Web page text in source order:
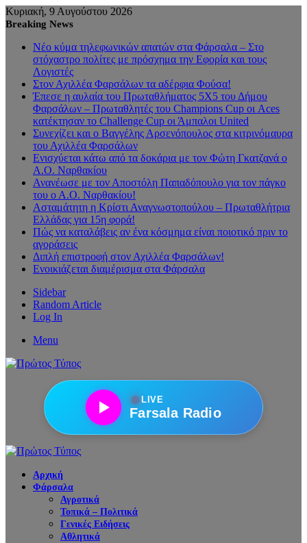
Κυριακή, 9 Αυγούστου 2026
Breaking News
Νέο κύμα τηλεφωνικών απατών στα Φάρσαλα – Στο
στόχαστρο πολίτες με πρόσχημα την Εφορία και τους
Λογιστές
Στον Αχιλλέα Φαρσάλων τα αδέρφια Φούσα!
Έπεσε η αυλαία του Πρωταθλήματος 5Χ5 του Δήμου
Φαρσάλων – Πρωταθλητές του Champions Cup οι Aces
κατέκτησαν το Challenge Cup οι Άμπαλοι United
Συνεχίζει και ο Βαγγέλης Αρσενόπουλος στα κιτρινόμαυρα
του Αχιλλέα Φαρσάλων
Ενισχύεται κάτω από τα δοκάρια με τον Φώτη Γκατζανά ο
Α.Ο. Ναρθακίου
Ανανέωσε με τον Αποστόλη Παπαδόπουλο για τον πάγκο
του ο Α.Ο. Ναρθακίου!
Ασταμάτητη η Κρίστι Αναγνωστοπούλου – Πρωταθλήτρια
Ελλάδας για 15η φορά!
Πώς να καταλάβεις αν ένα κόσμημα είναι ποιοτικό πριν το
αγοράσεις
Διπλή επιστροφή στον Αχιλλέα Φαρσάλων!
Ενοικιάζεται διαμέρισμα στα Φάρσαλα
Sidebar
Random Article
Log In
Menu
●LIVE
Farsala Radio
Αρχική
Φάρσαλα
Αγροτικά
Τοπικά – Πολιτικά
Γενικές Ειδήσεις
Αθλητικά